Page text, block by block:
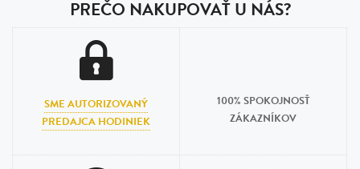
PREČO NAKUPOVAŤ U NÁS?
SME AUTORIZOVANÝ
PREDAJCA HODINIEK
100% SPOKOJNOSŤ
ZÁKAZNÍKOV